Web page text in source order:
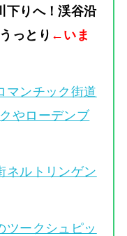
下りへ！渓谷沿
っとり ←いま
マンチック街道
やローデンブ
ネルトリンゲン
ツークシュピッ